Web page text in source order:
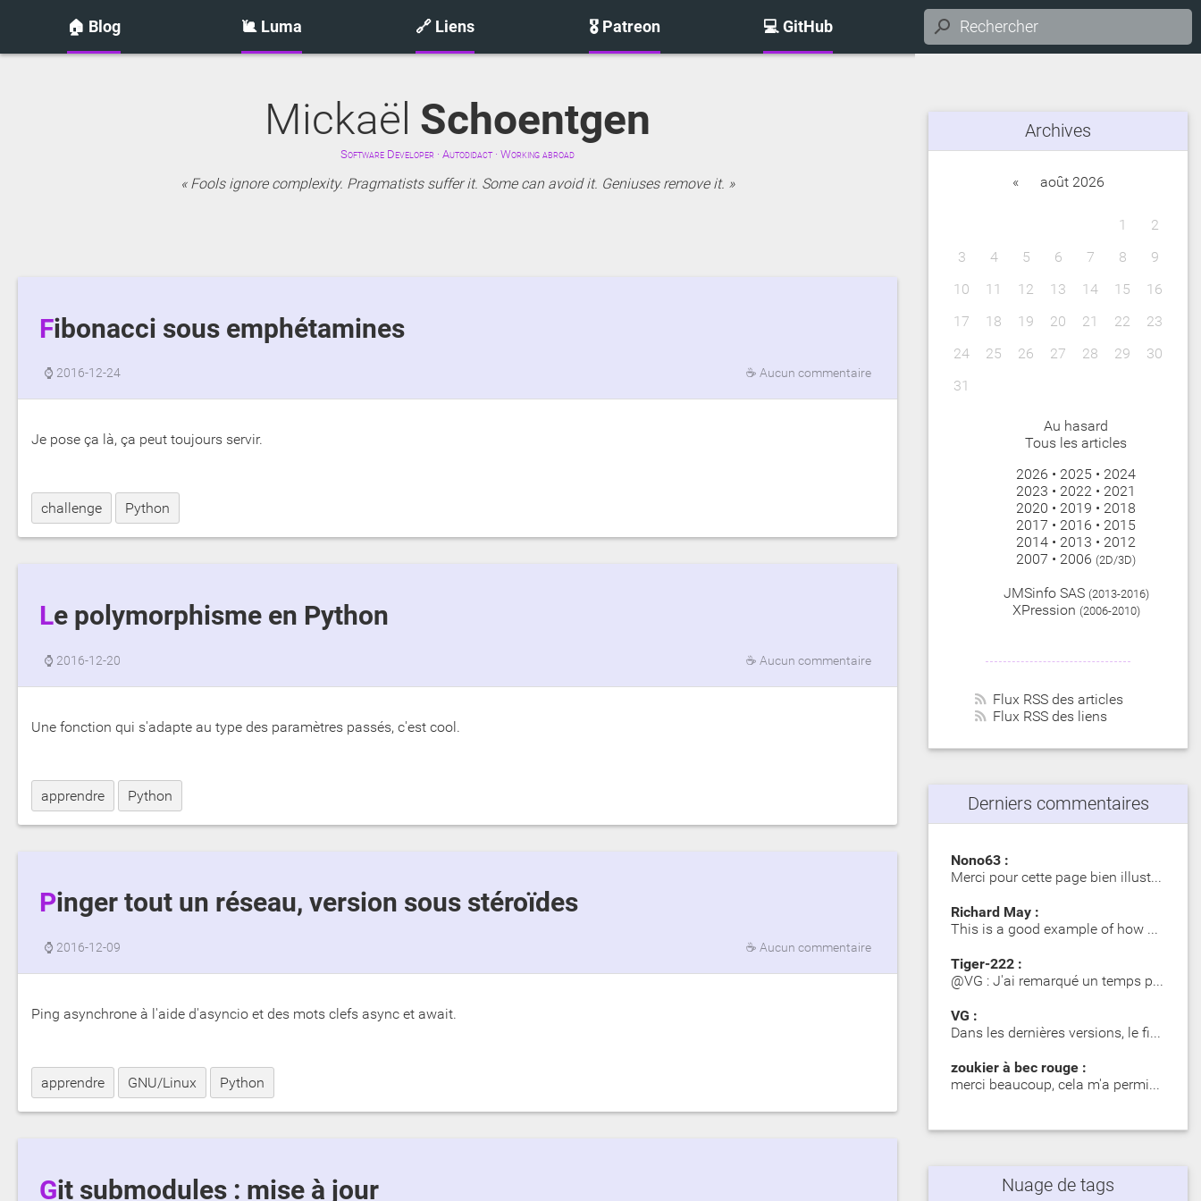
🏠 Blog 🐌 Luma 🔗 Liens 🎖️ Patreon 💻 GitHub
Archives
« août 2026
1
2
3
4 5 6 7 8
9
10
11 12 13 14 15
16
17
18 19 20 21 22
23
24
25 26 27 28 29
30
31
Au hasard
Tous les articles
2026 • 2025 • 2024
2023 • 2022 • 2021
2020 • 2019 • 2018
2017 • 2016 • 2015
2014 • 2013 • 2012
2007 • 2006 (2D/3D)
JMSinfo SAS (2013-2016)
XPression (2006-2010)
Flux RSS des articles
Flux RSS des liens
Derniers commentaires
Nono63 :
Merci pour cette page bien illustrée. Les Girelle Paon obs…
Richard May :
This is a good example of how SIP significantly impacts dy…
Tiger-222 :
@VG : J'ai remarqué un temps plus long lors du premier mot…
VG :
Dans les dernières versions, le fichier zip contient des d…
zoukier à bec rouge :
merci beaucoup, cela m'a permis d'identifier des poisson o…
Nuage de tags
Mickaël Schoentgen
Software Developer · Autodidact · Working abroad
Fools ignore complexity. Pragmatists suffer it. Some can avoid it. Geniuses remove it.
Fibonacci sous emphétamines
☕Aucun commentaire
⌚ 2016-12-24
Je pose ça là, ça peut toujours servir.
challenge Python
Le polymorphisme en Python
☕Aucun commentaire
⌚ 2016-12-20
Une fonction qui s'adapte au type des paramètres passés, c'est cool.
apprendre Python
Pinger tout un réseau, version sous stéroïdes
☕Aucun commentaire
⌚ 2016-12-09
Ping asynchrone à l'aide d'asyncio et des mots clefs async et await.
apprendre GNU/Linux Python
Git submodules : mise à jour